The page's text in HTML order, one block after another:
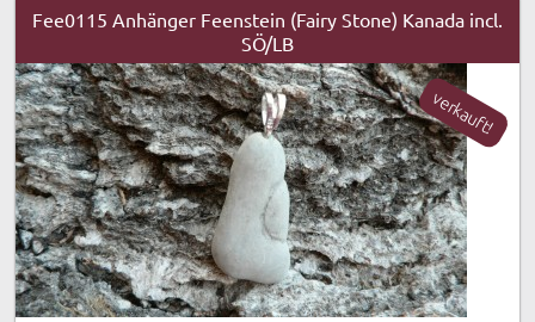
Fee0115 Anhänger Feenstein (Fairy Stone) Kanada incl.
SÖ/LB
verkauft!